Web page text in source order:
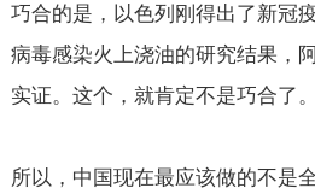
巧合的是，以色列刚得出了新冠
病毒感染火上浇油的研究结果，
实证。这个，就肯定不是巧合了。
所以，中国现在最应该做的不是